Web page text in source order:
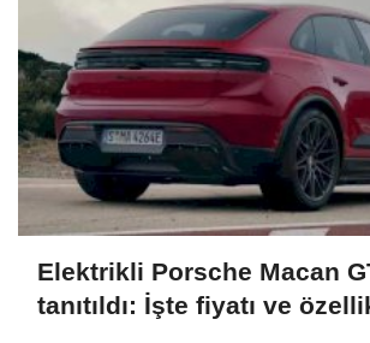
Elektrikli Porsche Macan
tanıtıldı: İşte fiyatı ve